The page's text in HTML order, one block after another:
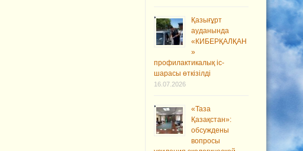
Қазығұрт
ауданында
«КИБЕРҚАЛҚАН
»
профилактикалық іс-
шарасы өткізілді
16.07.2026
«Таза
Қазақстан»:
обсуждены
вопросы